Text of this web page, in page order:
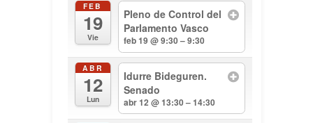
FEB
19
Vie
Pleno de Control del
Parlamento Vasco
feb 19 @ 9:30 – 9:30
ABR
12
Lun
Idurre Bideguren.
Senado
abr 12 @ 13:30 – 14:30